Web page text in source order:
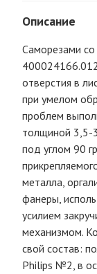
Описание
Саморезами
отверстия в
при умелом
проблем
толщиной 3,5-
под углом 90
металла,
фанеры,
усилием
механизмом.
свой состав:
Philips №2, в